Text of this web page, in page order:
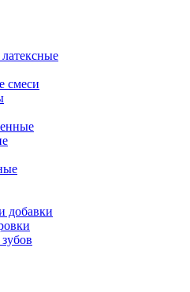
смеси
добавки